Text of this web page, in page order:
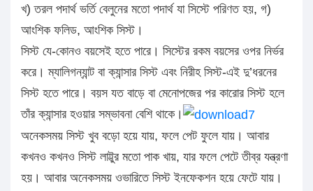
খ) তরল পদার্থ ভর্তি বেলুনের মতো পদার্থ যা সিস্টে পরিণত হয়, গ)
আংশিক ফলিড, আংশিক সিস্ট।
সিস্ট যে-কোনও বয়সেই হতে পারে। সিস্টের রকম বয়সের ওপর নির্ভর
করে। ম্যালিগন্যান্ট বা ক্যান্সার সিস্ট এবং নিরীহ সিস্ট-এই দু’ধরনের
সিস্ট হতে পারে। বয়স যত বাড়ে বা মেনোপজের পর কারোর সিস্ট হলে
তাঁর ক্যান্সার হওয়ার সম্ভাবনা বেশি থাকে।
অনেকসময় সিস্ট খুব বড়ো হয়ে যায়, ফলে পেট ফুলে যায়। আবার
কখনও কখনও সিস্ট লাট্টুর মতো পাক খায়, যার ফলে পেটে তীব্র যন্ত্রণা
হয়। আবার অনেকসময় ওভারিতে সিস্ট ইনফেকশন হয়ে ফেটে যায়।